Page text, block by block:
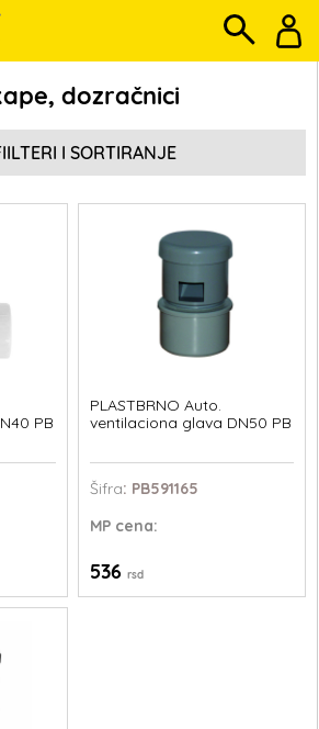
dozračnici
I SORTIRANJE
PB
PLASTBRNO Auto.
ventilaciona glava DN50 PB
Šifra: PB591165
MPcena:
536 rsd